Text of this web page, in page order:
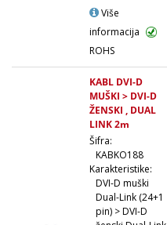
Više
informacija
ROHS
KABL DVI-D
MUŠKI > DVI-D
ŽENSKI , DUAL
LINK 2m
Šifra:
KABKO188
Karakteristike:
DVI-D muški
Dual-Link (24+1
pin) > DVI-D